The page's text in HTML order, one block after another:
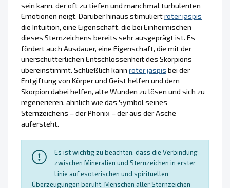
sein kann, der oft zu tiefen und manchmal turbulenten
Emotionen neigt. Darüber hinaus stimuliertroter jaspis
die Intuition, eine Eigenschaft, die bei Einheimischen
dieses Sternzeichens bereits sehr ausgeprägt ist. Es
fördert auch Ausdauer, eine Eigenschaft, die mit der
unerschütterlichen Entschlossenheit des Skorpions
übereinstimmt. Schließlich kann roter jaspis bei der
Entgiftung von Körper und Geist helfen und dem
Skorpion dabei helfen, alte Wunden zu lösen und sich zu
regenerieren, ähnlich wie das Symbol seines
Sternzeichens – der Phönix – der aus der Asche
aufersteht.
Es ist wichtig zu beachten, dass die Verbindung
zwischen Mineralien und Sternzeichen in erster
Linie auf esoterischen und spirituellen
Überzeugungen beruht. Menschen aller Sternzeichen